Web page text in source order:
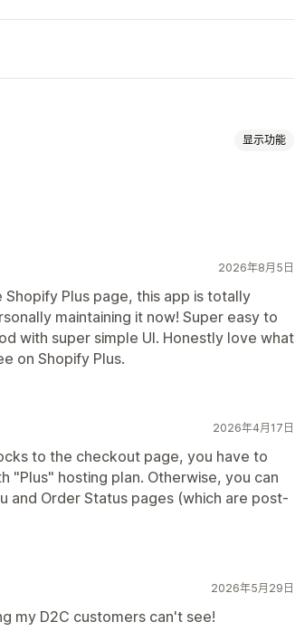
显示功能
2026年8月5日
Plus page, this app is totally
maintaining it now! Super easy to
with super simple UI. Honestly love what
on Shopify Plus.
2026年4月17日
to the checkout page, you have to
hosting plan. Otherwise, you can
and Order Status pages (which are post-
2026年5月29日
my D2C customers can't see!